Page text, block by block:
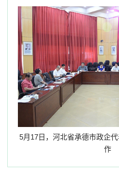
5月 17日，河北省承德市政企
作